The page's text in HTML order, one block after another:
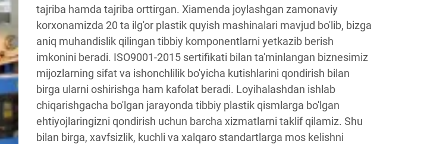
tajriba hamda tajriba orttirgan. Xiamenda joylashgan zamonaviy
korxonamizda 20 ta ilg'or plastik quyish mashinalari mavjud bo'lib, bizga
aniq muhandislik qilingan tibbiy komponentlarni yetkazib berish
imkonini beradi. ISO9001-2015 sertifikati bilan ta'minlangan biznesimiz
mijozlarning sifat va ishonchlilik bo'yicha kutishlarini qondirish bilan
birga ularni oshirishga ham kafolat beradi. Loyihalashdan ishlab
chiqarishgacha bo'lgan jarayonda tibbiy plastik qismlarga bo'lgan
ehtiyojlaringizni qondirish uchun barcha xizmatlarni taklif qilamiz. Shu
bilan birga, xavfsizlik, kuchli va xalqaro standartlarga mos kelishni